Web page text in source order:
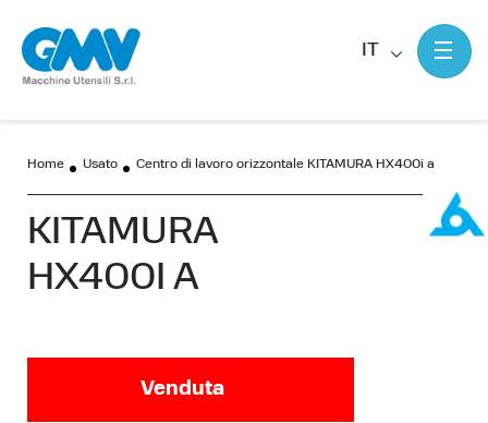
IT
Home Usato Centro di lavoro orizzontale KITAMURA HX400i a
KITAMURA
HX400I A
Venduta